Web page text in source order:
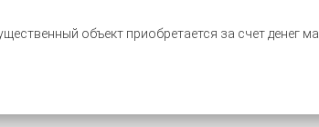
объект приобретается за счет денег